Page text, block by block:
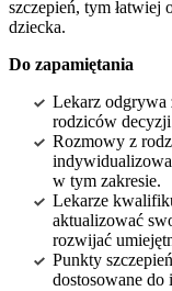
szczepień, tym łatwiej
dziecka.
Do zapamiętania
Lekarz odgrywa
rodziców
Rozmowy z
w tym zakresie.
Lekarze
aktualizować
rozwijać
Punkty
dostosowane do